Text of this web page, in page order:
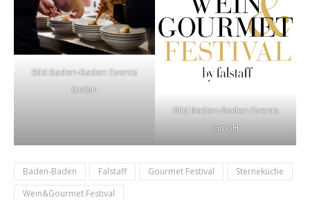
Bild Baden-Baden Events
GmbH
Bild Baden-Baden Events
GmbH
Baden-Baden Falstaff Gourmet Festival
Sterneküche
Wein&Gourmet Festival